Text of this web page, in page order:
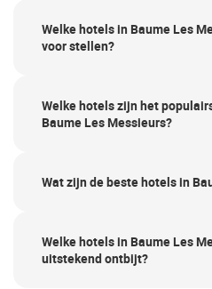
Welke hotels in Baume Les
voor stellen?
Welke hotels zijn het
Baume Les Messieurs?
Wat zijn de beste hotels in
Welke hotels in Baume Les
uitstekend ontbijt?